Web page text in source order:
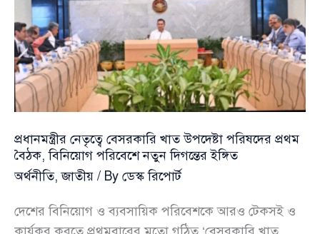
৭টা
পর্যন্ত
খোলা
রাখার
সিদ্ধান্ত
প্রধানমন্ত্রীর নেতৃত্বে বেসরকারি খাত উপদেষ্টা পরিষদের প্রথম
বৈঠক, বিনিয়োগ পরিবেশে নতুন দিগন্তের ইঙ্গিত
অর্থনীতি,জাতীয় / By ডেস্ক রিপোর্ট
দেশের বিনিয়োগ ও ব্যবসায়িক পরিবেশকে আরও টেকসই ও
কার্যকর করতে প্রথমবারের মতো গঠিত ‘বেসরকারি খাত